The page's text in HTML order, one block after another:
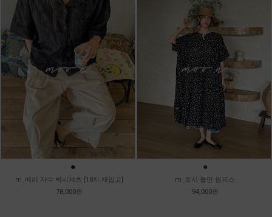
●
m_베리 자수 박시셔츠 [18차 재입고]
78,000원
●
m_호시 돌먼 원피스
94,000원